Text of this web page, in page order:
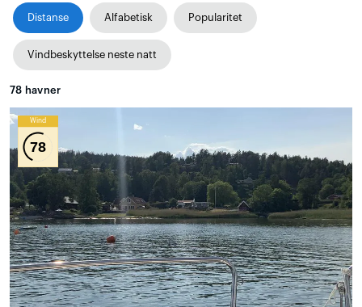
Distanse Alfabetisk Popularitet
Vindbeskyttelse neste natt
78 havner
Wind
78